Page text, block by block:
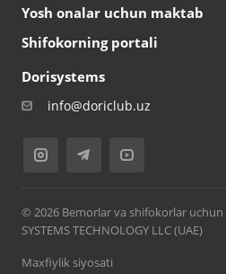
Yosh onalar uchun maktab
Shifokorning portali
Dorisystems
info@doriclub.uz
© 2026 Bemorlar va shifokorlar uchun
SYSTEMS TECHNOLOGY LLC (UAE)
Maxfiylik siyosati